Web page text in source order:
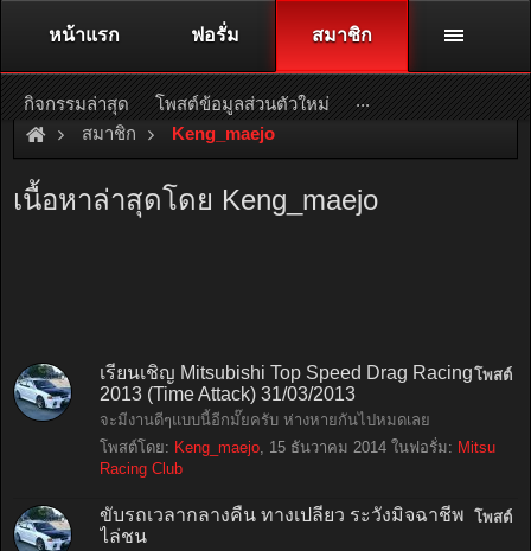
ติดต่อลงโฆษณา racingweb@gmail.comหรือโทร. 081-811-1138
หรืออ่านรายละเอียดเพิ่มเติม คลิกที่นี่
สมาชิก Keng_maejo
เนื้อหาล่าสุดโดย Keng_maejo
โพสต์
เรียนเชิญ Mitsubishi Top Speed Drag Racing
2013 (Time Attack) 31/03/2013
จะมีงานดีๆแบบนี้อีกมั๊ยครับ ห่างหายกันไปหมดเลย
โพสต์โดย: Keng_maejo, 15 ธันวาคม 2014 ในฟอรั่ม: Mitsu
Racing Club
โพสต์
ขับรถเวลากลางคืน ทางเปลี่ยว ระวังมิจฉาชีพ
ไล่ชน
หน้าแรก ฟอรั่ม สมาชิก
กิจกรรมล่าสุด โพสต์ข้อมูลส่วนตัวใหม่ ...